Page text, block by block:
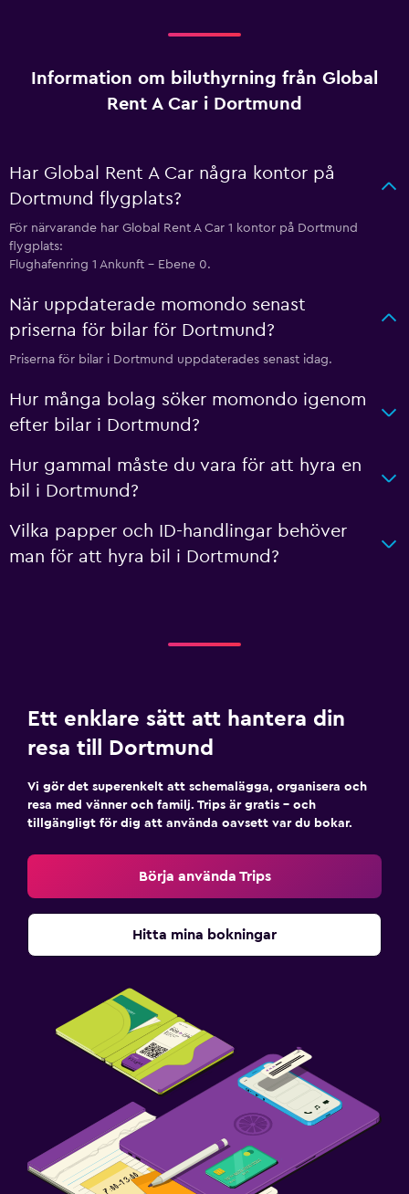
Information om biluthyrning från Global
Rent A Car i Dortmund
Har Global Rent A Car några kontor på
Dortmund flygplats?
För närvarande har Global Rent A Car 1 kontor på Dortmund
flygplats:
Flughafenring 1 Ankunft - Ebene 0.
När uppdaterade momondo senast
priserna för bilar för Dortmund?
Priserna för bilar i Dortmund uppdaterades senast idag.
Hur många bolag söker momondo igenom
efter bilar i Dortmund?
Hur gammal måste du vara för att hyra en
bil i Dortmund?
Vilka papper och ID-handlingar behöver
man för att hyra bil i Dortmund?
Ett enklare sätt att hantera din
resa till Dortmund
Vi gör det superenkelt att schemalägga, organisera och
resa med vänner och familj. Trips är gratis – och
tillgängligt för dig att använda oavsett var du bokar.
Börja använda Trips
Hitta mina bokningar